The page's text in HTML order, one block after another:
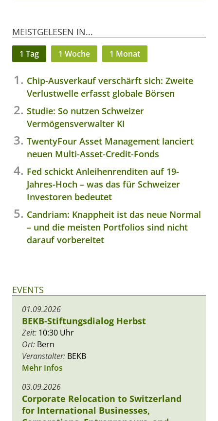
MEISTGELESEN IN...
1 Tag 1 Woche 1 Monat
Chip-Ausverkauf verschärft sich: Zweite
Verlustwelle erfasst globale Börsen
Studie: So nutzen Schweizer
Vermögensverwalter KI
TwentyFour Asset Management lanciert
neuen Multi-Asset-Credit-Fonds
Fed schickt Anleihenrenditen auf 19-
Jahres-Hoch – was das für Schweizer
Investoren bedeutet
Candriam: Knappheit ist das neue Normal
– und die meisten Portfolios sind nicht
darauf vorbereitet
EVENTS
01.09.2026
BEKB-Stiftungsdialog Herbst
Zeit: 10:30 Uhr
Ort: Bern
Veranstalter: BEKB
Mehr Infos
03.09.2026
Corporate Relocation to Switzerland
for International Businesses,